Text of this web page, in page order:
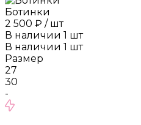
Ботинки
2 500 ₽ / шт
В наличии 1 шт
В наличии 1 шт
Размер
27
30
-